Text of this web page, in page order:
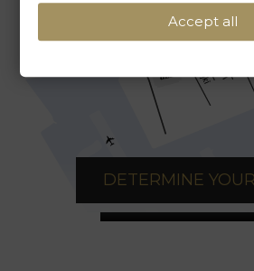
DETERMINE
Accept all